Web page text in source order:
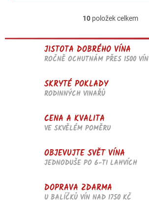
O
l
á
d
k
ý
p
s
u
10položek celkem
JISTOTA DOBRÉHO VÍNA
ROČNĚ OCHUTNÁM PŘES 1500 VÍN
SKRYTÉ POKLADY
RODINNÝCH VINAŘŮ
CENA A KVALITA
VE SKVĚLÉM POMĚRU
OBJEVUJTE SVĚT VÍNA
JEDNODUŠE PO 6-TI LAHVÍCH
DOPRAVA ZDARMA
U BALÍČKŮ VÍN NAD 1750 KČ